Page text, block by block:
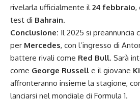
rivelarla ufficialmente il24 febbraio,
test di Bahrain.
Conclusione: Il 2025 si preannuncia
per Mercedes, con l’ingresso di
battere rivali come Red Bull. Sarà
come George Russell e il giovane
affronteranno insieme la stagione,
lanciarsi nel mondiale di Formula 1.